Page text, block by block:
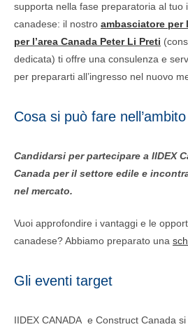
supporta nella fase preparatoria al tuo
canadese: il nostro ambasciatore per
per l’area Canada Peter Li Preti
dedicata) ti offre una consulenza e
per prepararti all’ingresso nel nuovo
Cosa si può fare
Candidarsi per partecipare a IIDEX
Canada per il settore edile e
nel mercato.
Vuoi approfondire i vantaggi e le
canadese? Abbiamo preparato una
Gli eventi target
IIDEX CANADA e Construct Canada